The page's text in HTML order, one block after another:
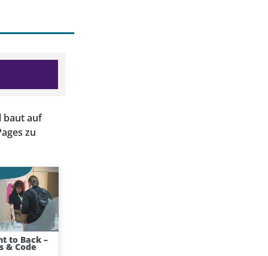
baut auf
zu